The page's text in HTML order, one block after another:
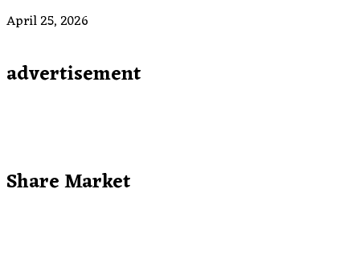
April 25, 2026
advertisement
Share Market